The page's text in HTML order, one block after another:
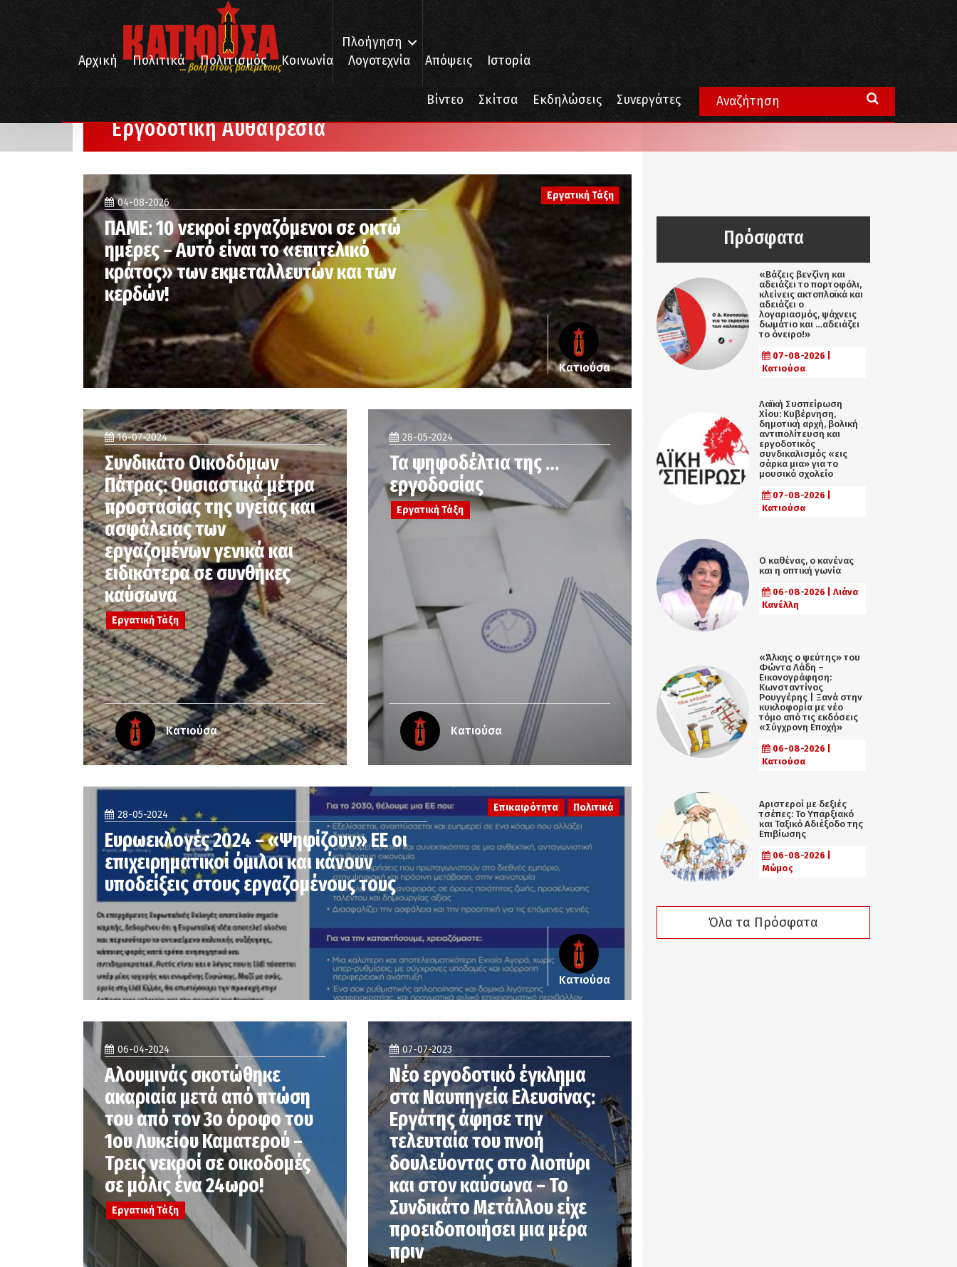
... βολή στους βολεμένους
Πλοήγηση
Αρχική
Πολιτικά Πολιτισμός Κοινωνία Λογοτεχνία Απόψεις Ιστορία
Βίντεο Σκίτσα Εκδηλώσεις Συνεργάτες
Εργοδοτική Αυθαιρεσία
Εργοδοτική Αυθαιρεσία
Εργατική Τάξη
04-08-2026
ΠΑΜΕ: 10 νεκροί εργαζόμενοι σε οκτώ
ημέρες – Αυτό είναι το «επιτελικό
κράτος» των εκμεταλλευτών και των
κερδών!
Κατιούσα
16-07-2024
Συνδικάτο Οικοδόμων
Πάτρας: Ουσιαστικά μέτρα
προστασίας της υγείας και
ασφάλειας των
εργαζομένων γενικά και
ειδικότερα σε συνθήκες
καύσωνα
Εργατική Τάξη
Κατιούσα
28-05-2024
Τα ψηφοδέλτια της …
εργοδοσίας
Εργατική Τάξη
Κατιούσα
Επικαιρότητα Πολιτικά
28-05-2024
Ευρωεκλογές 2024 – «Ψηφίζουν» ΕΕ οι
επιχειρηματικοί όμιλοι και κάνουν
υποδείξεις στους εργαζομένους τους
Κατιούσα
06-04-2024
Αλουμινάς σκοτώθηκε
ακαριαία μετά από πτώση
του από τον 3ο όροφο του
1ου Λυκείου Καματερού –
Τρεις νεκροί σε οικοδομές
σε μόλις ένα 24ωρο!
Εργατική Τάξη
07-07-2023
Νέο εργοδοτικό έγκλημα
στα Ναυπηγεία Ελευσίνας:
Εργάτης άφησε την
τελευταία του πνοή
δουλεύοντας στο λιοπύρι
και στον καύσωνα – Το
Συνδικάτο Μετάλλου είχε
προειδοποιήσει μια μέρα
πριν
Πρόσφατα
«Βάζεις βενζίνη και
αδειάζει το πορτοφόλι,
κλείνεις ακτοπλοϊκά και
αδειάζει ο
λογαριασμός, ψάχνεις
δωμάτιο και …αδειάζει
το όνειρο!»
07-08-2026 |
Κατιούσα
Λαϊκή Συσπείρωση
Χίου: Κυβέρνηση,
δημοτική αρχή, βολική
αντιπολίτευση και
εργοδοτικός
συνδικαλισμός «εις
σάρκα μια» για το
μουσικό σχολείο
07-08-2026 |
Κατιούσα
Ο καθένας, ο κανένας
και η οπτική γωνία
06-08-2026 | Λιάνα
Κανέλλη
«Άλκης ο ψεύτης» του
Φώντα Λάδη –
Εικονογράφηση:
Κωνσταντίνος
Ρουγγέρης | Ξανά στην
κυκλοφορία με νέο
τόμο από τις εκδόσεις
«Σύγχρονη Εποχή»
06-08-2026 |
Κατιούσα
Αριστεροί με δεξιές
τσέπες: Το Υπαρξιακό
και Ταξικό Αδιέξοδο της
Επιβίωσης
06-08-2026 |
Μώμος
Όλα τα Πρόσφατα